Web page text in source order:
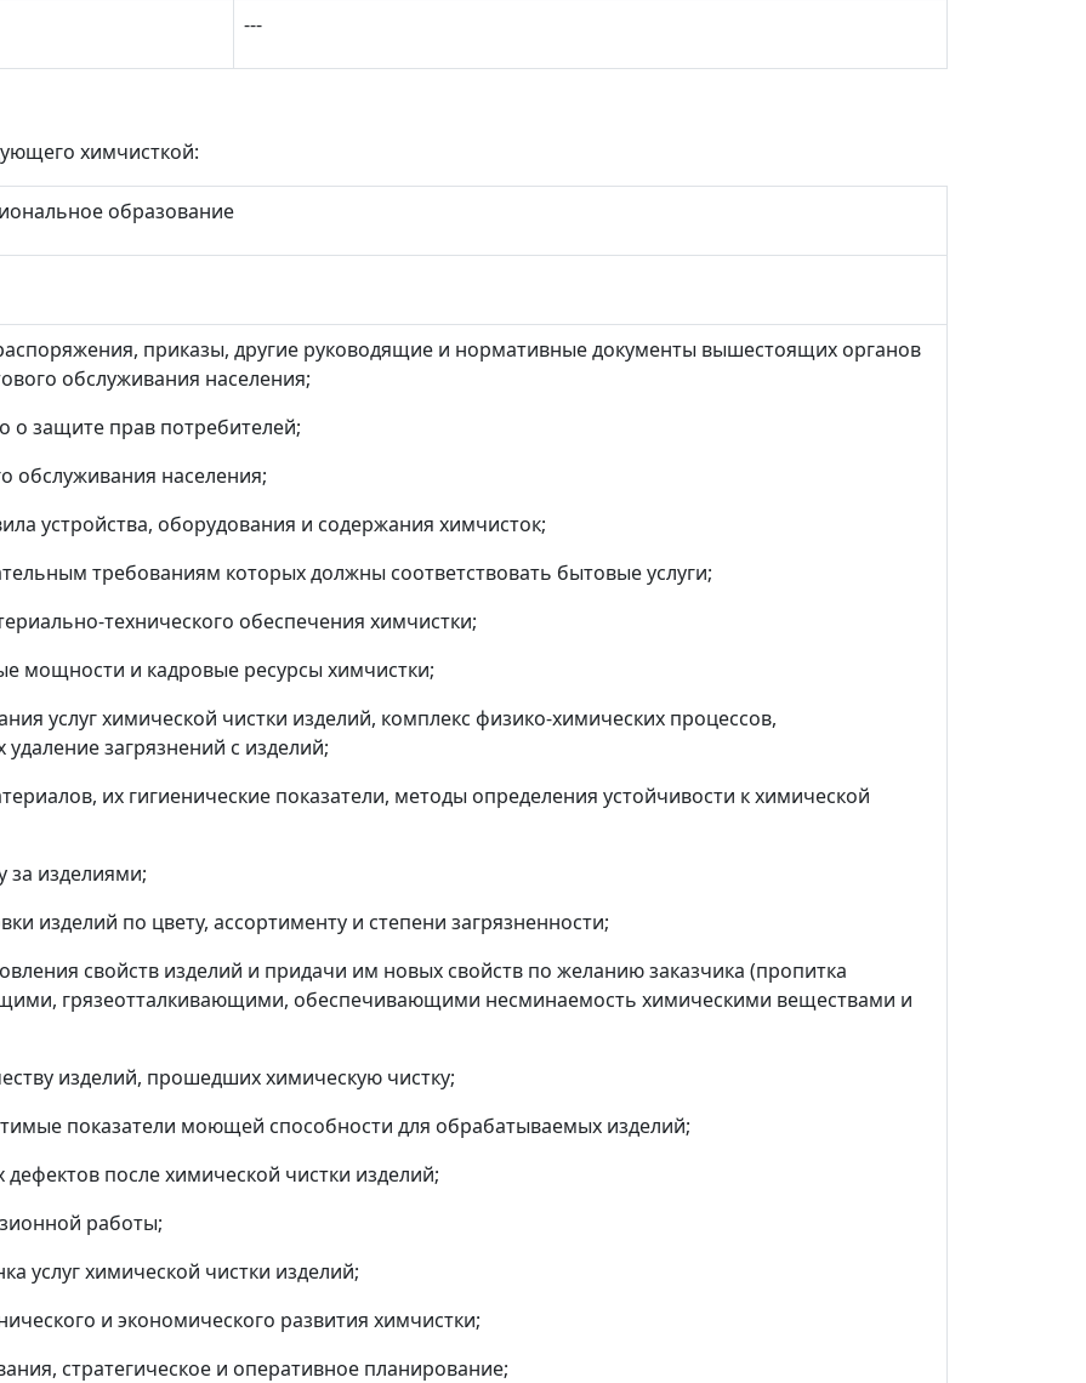
‑‑‑
химчисткой:
образование
приказы, другие руководящие и нормативные документы вышестоящих органов
обслуживания населения;
о защите прав потребителей;
обслуживания населения;
устройства, оборудования и содержания химчисток;
требованиям которых должны соответствовать бытовые услуги;
технического обеспечения химчистки;
мощности и кадровые ресурсы химчистки;
услуг химической чистки изделий, комплекс физико-химических процессов,
загрязнений с изделий;
их гигиенические показатели, методы определения устойчивости к химической
за изделиями;
изделий по цвету, ассортименту и степени загрязненности;
свойств изделий и придачи им новых свойств по желанию заказчика (пропитка
грязеотталкивающими, обеспечивающими несминаемость химическими веществами и
изделий, прошедших химическую чистку;
показатели моющей способности для обрабатываемых изделий;
после химической чистки изделий;
работы;
услуг химической чистки изделий;
и экономического развития химчистки;
стратегическое и оперативное планирование;